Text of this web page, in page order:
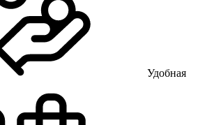
Удобная